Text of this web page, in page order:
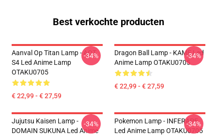
Best verkochte producten
Aanval Op Titan Lamp - AOT
S4 Led Anime Lamp
OTAKU0705
€ 22,99 - € 27,59
-34%
Dragon Ball Lamp - KAME Led
Anime Lamp OTAKU0705
€ 22,99 - € 27,59
-34%
Jujutsu Kaisen Lamp -
DOMAIN SUKUNA Led Anime
-34%
Pokemon Lamp - INFERAPE
Led Anime Lamp OTAKU0705
-34%